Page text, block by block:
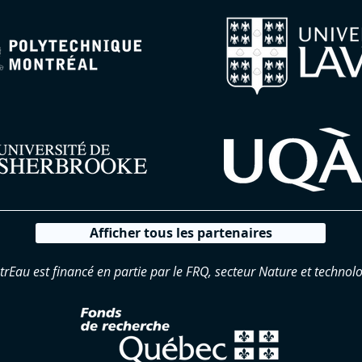
Afficher tous les partenaires
est financé en partie par le FRQ, secteur Nature et